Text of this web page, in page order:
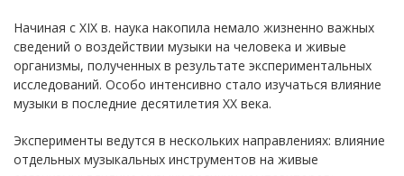
Начиная с XIX в. наука накопила немало жизненно важных
сведений о воздействии музыки на человека и живые
организмы, полученных в результате экспериментальных
исследований. Особо интенсивно стало изучаться влияние
музыки в последние десятилетия XX века.
Эксперименты ведутся в нескольких направлениях: влияние
отдельных музыкальных инструментов на живые